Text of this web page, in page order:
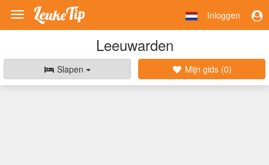
Toggle
navigation
Inloggen
Leeuwarden
Slapen Mijn gids (0)